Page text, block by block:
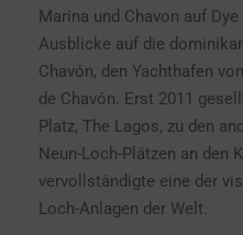
Marina und Chavon auf
Ausblicke auf die
Chavón, den Yachthafen
de Chavón. Erst 2011
Platz, The Lagos, zu den
Neun-Loch-Plätzen an den
vervollständigte eine der
Loch-Anlagen der Welt.